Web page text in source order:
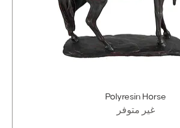
Polyresin Horse
غير متوفر